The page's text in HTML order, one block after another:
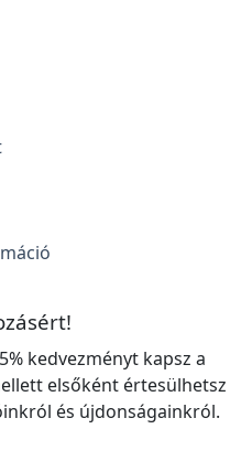
kedvezményt kapsz a
elsőként értesülhetsz
és újdonságainkról.